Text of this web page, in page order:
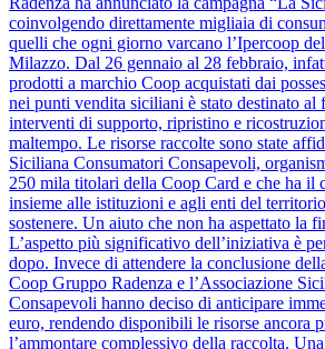
coinvolgendo direttamente migliaia di
quelli che ogni giorno varcano l’Ipercoop
Milazzo. Dal 26 gennaio al 28 febbraio,
prodotti a marchio Coop acquistati dai
nei punti vendita siciliani è stato destinato al
interventi di supporto, ripristino e
maltempo. Le risorse raccolte sono state
Siciliana Consumatori Consapevoli,
250 mila titolari della Coop Card e che ha il
insieme alle istituzioni e agli enti del
sostenere. Un aiuto che non ha aspettato la
L’aspetto più significativo dell’iniziativa è
dopo. Invece di attendere la conclusione
Coop Gruppo Radenza e l’Associazione
Consapevoli hanno deciso di anticipare
euro, rendendo disponibili le risorse ancora
l’ammontare complessivo della raccolta.